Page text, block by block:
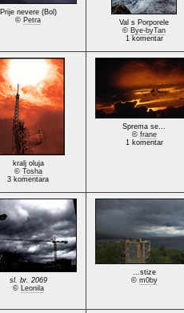
Prije nevere (Bol)
© Petra
Val s Porporele
© Bye-byTan
1 komentar
kralj oluja
© Tosha
3 komentara
Sprema se...
© frane
1 komentar
sl. br. 2069
© Leonila
...stize
© m0by